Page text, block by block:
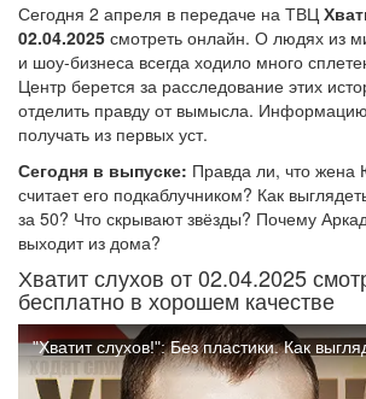
Сегодня 2 апреля в передаче на ТВЦ
02.04.2025 смотреть онлайн. О людях из
и шоу-бизнеса всегда ходило много
Центр берется за расследование этих
отделить правду от вымысла.
получать из первых уст.
Сегодня в выпуске: Правда ли, что
считает его подкаблучником? Как
за 50? Что скрывают звёзды? Почему
выходит из дома?
Хватит слухов от 02.04.2025
бесплатно в хорошем качестве